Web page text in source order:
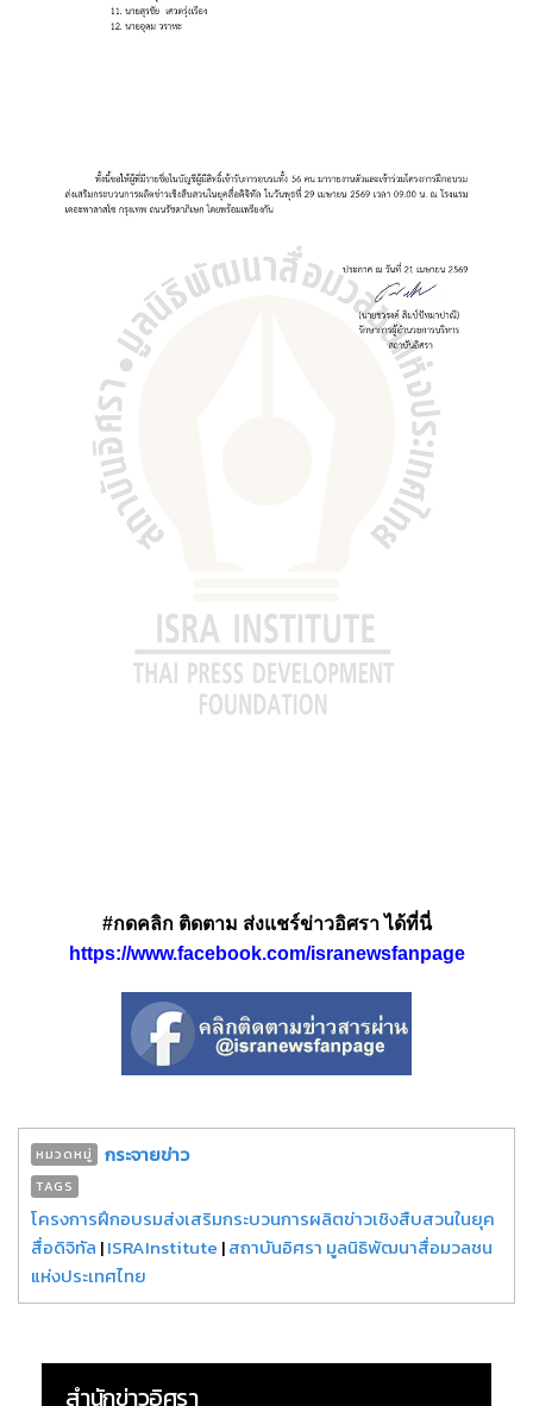
#กดคลิก ติดตาม ส่งแชร์ข่าวอิศรา ได้ที่นี่
https://www.facebook.com/isranewsfanpage
หมวดหมู่ กระจายข่าว
TAGS
โครงการฝึกอบรมส่งเสริมกระบวนการผลิตข่าวเชิงสืบสวนในยุค
สื่อดิจิทัล |ISRAInstitute |สถาบันอิศรา มูลนิธิพัฒนาสื่อมวลชน
แห่งประเทศไทย
สำนักข่าวอิศรา